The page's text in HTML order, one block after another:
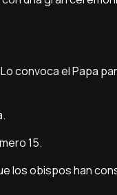
convoca el Papa
15.
los obispos han